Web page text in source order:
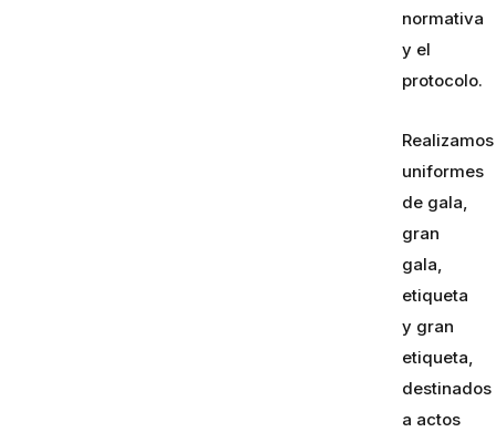
normativa
y el
protocolo.
Realizamos
uniformes
de gala,
gran
gala,
etiqueta
y gran
etiqueta,
destinados
a actos